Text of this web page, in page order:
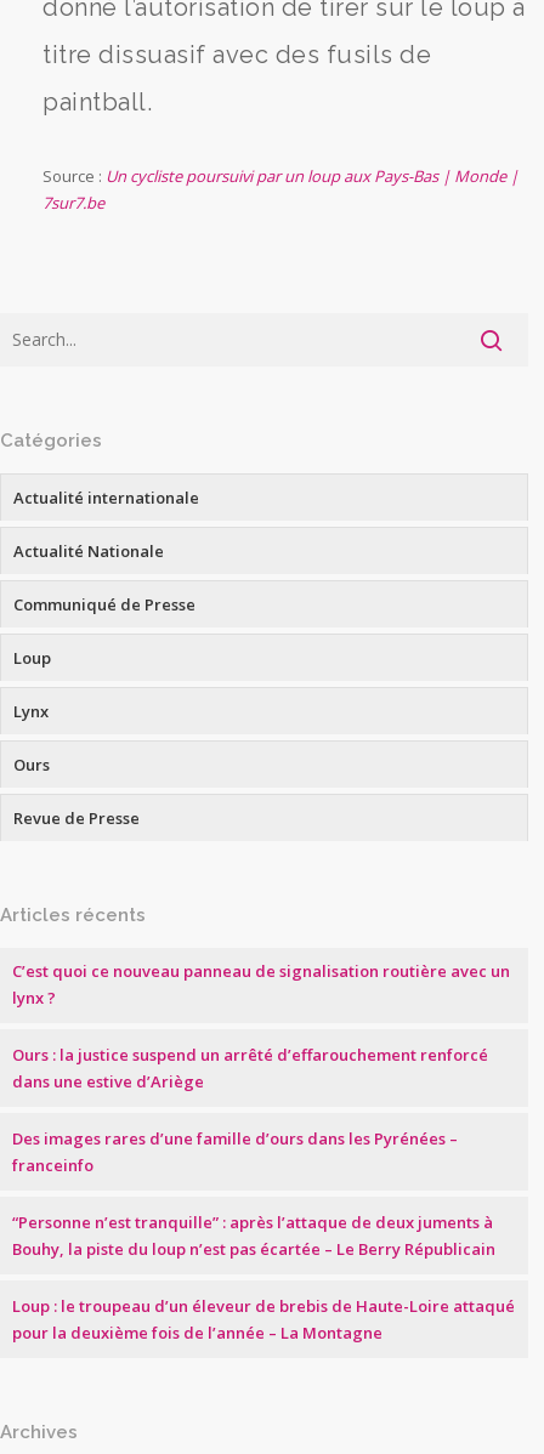
donné l’autorisation de tirer sur le loup à
titre dissuasif avec des fusils de
paintball.
Source : Un cycliste poursuivi par un loup aux Pays-Bas | Monde |
7sur7.be
Catégories
Actualité internationale
Actualité Nationale
Communiqué de Presse
Loup
Lynx
Ours
Revue de Presse
Articles récents
C’est quoi ce nouveau panneau de signalisation routière avec un
lynx ?
Ours : la justice suspend un arrêté d’effarouchement renforcé
dans une estive d’Ariège
Des images rares d’une famille d’ours dans les Pyrénées –
franceinfo
“Personne n’est tranquille” : après l’attaque de deux juments à
Bouhy, la piste du loup n’est pas écartée – Le Berry Républicain
Loup : le troupeau d’un éleveur de brebis de Haute-Loire attaqué
pour la deuxième fois de l’année – La Montagne
Archives